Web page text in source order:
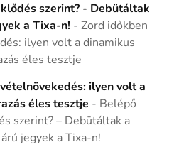
szerint? - Debütáltak
a Tixa-n! -Zord időkben
ilyen volt a dinamikus
éles tesztje
ilyen volt a
éles tesztje - Belépő
szerint? – Debütáltak a
jegyek a Tixa-n!